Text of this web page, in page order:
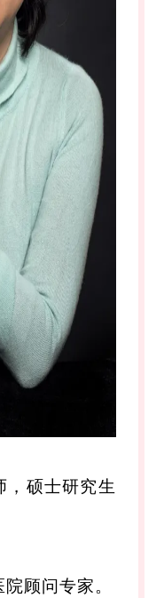
，硕士研究生
顾问专家。